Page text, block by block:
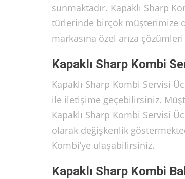
sunmaktadır. Kapaklı Sharp
türlerinde birçok müşterimize
markasına özel arıza
Kapaklı Sharp Kombi
Kapaklı Sharp Kombi Servisi
ile iletişime geçebilirsiniz.
Kapaklı Sharp Kombi Servisi
olarak değişkenlik
Kombi’ye ulaşabilirsiniz.
Kapaklı Sharp Kombi